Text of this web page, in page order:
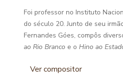
Foi professor no Instituto
do século 20. Junto de seu
Fernandes Góes, compôs
ao Rio Branco e oHino ao
Ver compositor